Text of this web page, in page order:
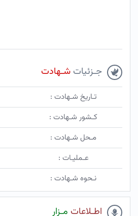
جـزئیات شـهادت
تـاریخ شـهادت :
کـشور شـهادت :
مـحل شـهادت :
عـملیـات :
نـحوه شـهادت :
اطـلاعات مـزار